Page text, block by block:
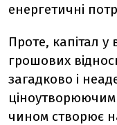
енергетичні
Проте, капітал у
грошових
загадково і
чином створює